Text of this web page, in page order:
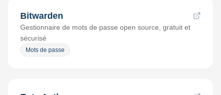
Bitwarden
Gestionnaire de mots de passe open source, gratuit et
sécurisé
Mots de passe